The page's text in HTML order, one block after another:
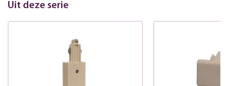
Uit deze serie